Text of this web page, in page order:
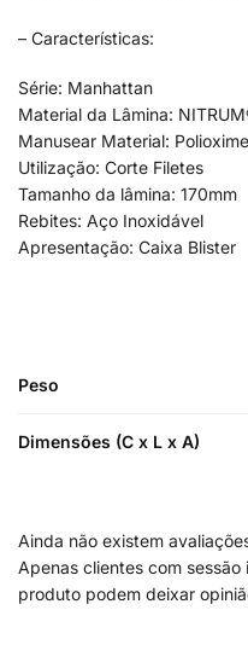
– Características:
Série: Manhattan
Material da Lâmina:
Manusear Material:
Utilização: Corte Filetes
Tamanho da lâmina: 170mm
Rebites: Aço Inoxidável
Apresentação: Caixa Blister
Peso
Dimensões (C x L x A)
Ainda não existem
Apenas clientes com
produto podem deixar